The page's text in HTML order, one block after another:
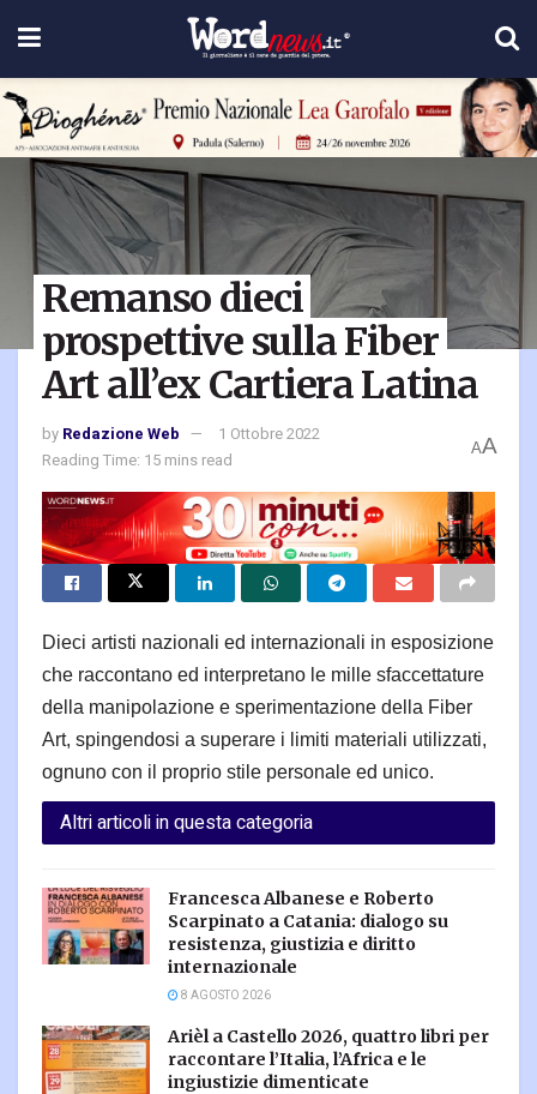
Remanso dieci
prospettive sulla Fiber
Art all’ex Cartiera Latina
by Redazione Web
1 Ottobre 2022
Reading Time: 15 mins read
AA
Dieci artisti nazionali ed internazionali in esposizione
che raccontano ed interpretano le mille sfaccettature
della manipolazione e sperimentazione della Fiber
Art, spingendosi a superare i limiti materiali utilizzati,
ognuno con il proprio stile personale ed unico.
Altri articoli in questa categoria
Francesca Albanese e Roberto
Scarpinato a Catania: dialogo su
resistenza, giustizia e diritto
internazionale
8 AGOSTO 2026
Arièl a Castello 2026, quattro libri per
raccontare l’Italia, l’Africa e le
ingiustizie dimenticate